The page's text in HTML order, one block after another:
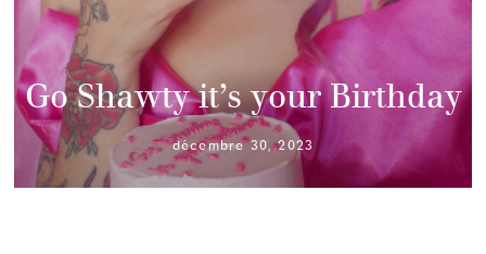
Go Shawty it’s your Birthday
décembre 30, 2023